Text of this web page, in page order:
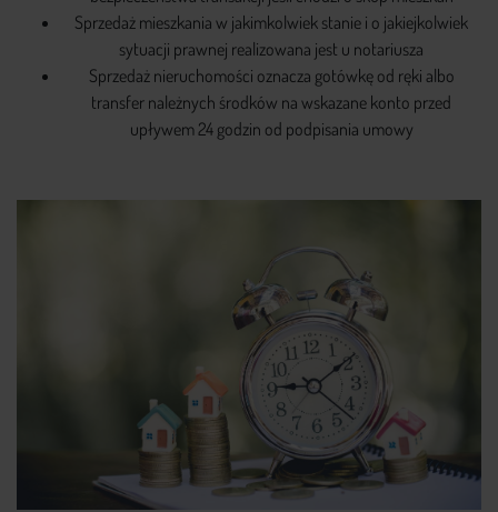
Sprzedaż mieszkania w jakimkolwiek stanie i o jakiejkolwiek
sytuacji prawnej realizowana jest u notariusza
Sprzedaż nieruchomości oznacza gotówkę od ręki albo
transfer należnych środków na wskazane konto przed
upływem 24 godzin od podpisania umowy